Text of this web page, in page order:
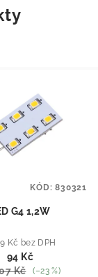
G4 1,2W
Kč bez DPH
94 Kč
Kč
(–23 %)
KÓD:830321